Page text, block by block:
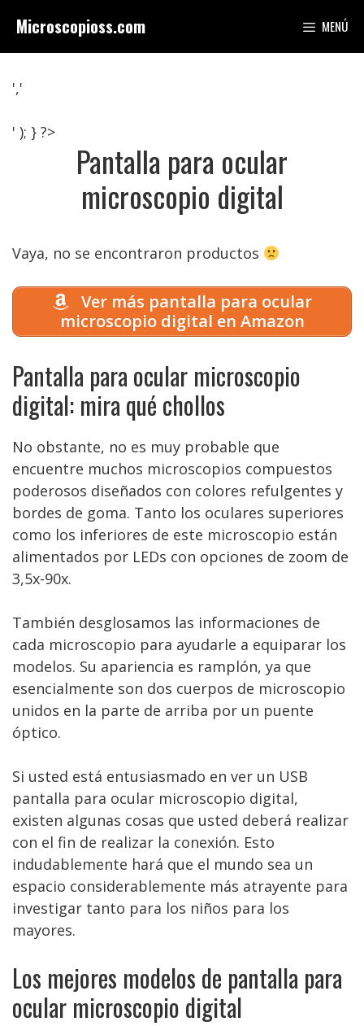
contenido
Microscopioss.com MENÚ
','
' ); } ?>
Pantalla para ocular
microscopio digital
Vaya, no se encontraron productos
Ver más pantalla para ocular
microscopio digital en Amazon
Pantalla para ocular microscopio
digital: mira qué chollos
No obstante, no es muy probable que
encuentre muchos microscopios compuestos
poderosos diseñados con colores refulgentes y
bordes de goma. Tanto los oculares superiores
como los inferiores de este microscopio están
alimentados por LEDs con opciones de zoom de
3,5x-90x.
También desglosamos las informaciones de
cada microscopio para ayudarle a equiparar los
modelos. Su apariencia es ramplón, ya que
esencialmente son dos cuerpos de microscopio
unidos en la parte de arriba por un puente
óptico.
Si usted está entusiasmado en ver un USB
pantalla para ocular microscopio digital,
existen algunas cosas que usted deberá realizar
con el fin de realizar la conexión. Esto
indudablemente hará que el mundo sea un
espacio considerablemente más atrayente para
investigar tanto para los niños para los
mayores.
Los mejores modelos de pantalla para
ocular microscopio digital